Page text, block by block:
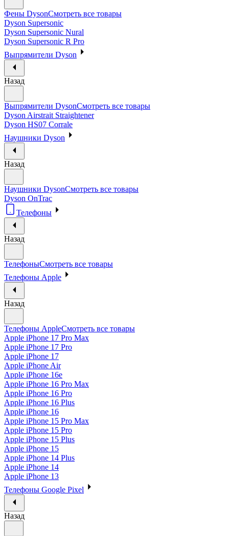
Фены DysonСмотреть все товары
Dyson Supersonic
Dyson Supersonic Nural
Dyson Supersonic R Pro
Выпрямители Dyson
Назад
Выпрямители DysonСмотреть все товары
Dyson Airstrait Straightener
Dyson HS07 Corrale
Наушники Dyson
Назад
Наушники DysonСмотреть все товары
Dyson OnTrac
Телефоны
Назад
ТелефоныСмотреть все товары
Телефоны Apple
Назад
Телефоны AppleСмотреть все товары
Apple iPhone 17 Pro Max
Apple iPhone 17 Pro
Apple iPhone 17
Apple iPhone Air
Apple iPhone 16e
Apple iPhone 16 Pro Max
Apple iPhone 16 Pro
Apple iPhone 16 Plus
Apple iPhone 16
Apple iPhone 15 Pro Max
Apple iPhone 15 Pro
Apple iPhone 15 Plus
Apple iPhone 15
Apple iPhone 14 Plus
Apple iPhone 14
Apple iPhone 13
Телефоны Google Pixel
Назад